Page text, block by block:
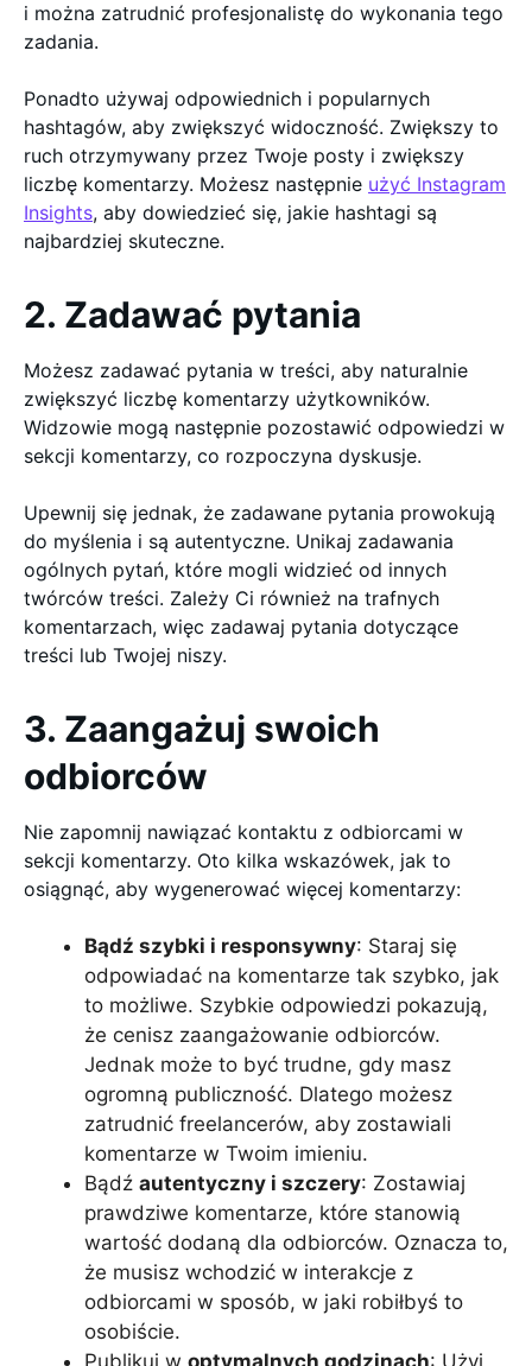
i można zatrudnić profesjonalistę do wykonania tego
zadania.
Ponadto używaj odpowiednich i popularnych
hashtagów, aby zwiększyć widoczność. Zwiększy to
ruch otrzymywany przez Twoje posty i zwiększy
liczbę komentarzy. Możesz następnie użyć Instagram
Insights, aby dowiedzieć się, jakie hashtagi są
najbardziej skuteczne.
2. Zadawać pytania
Możesz zadawać pytania w treści, aby naturalnie
zwiększyć liczbę komentarzy użytkowników.
Widzowie mogą następnie pozostawić odpowiedzi w
sekcji komentarzy, co rozpoczyna dyskusje.
Upewnij się jednak, że zadawane pytania prowokują
do myślenia i są autentyczne. Unikaj zadawania
ogólnych pytań, które mogli widzieć od innych
twórców treści. Zależy Ci również na trafnych
komentarzach, więc zadawaj pytania dotyczące
treści lub Twojej niszy.
3. Zaangażuj swoich
odbiorców
Nie zapomnij nawiązać kontaktu z odbiorcami w
sekcji komentarzy. Oto kilka wskazówek, jak to
osiągnąć, aby wygenerować więcej komentarzy:
Bądź szybki i responsywny: Staraj się
odpowiadać na komentarze tak szybko, jak
to możliwe. Szybkie odpowiedzi pokazują,
że cenisz zaangażowanie odbiorców.
Jednak może to być trudne, gdy masz
ogromną publiczność. Dlatego możesz
zatrudnić freelancerów, aby zostawiali
komentarze w Twoim imieniu.
Bądź autentyczny i szczery: Zostawiaj
prawdziwe komentarze, które stanowią
wartość dodaną dla odbiorców. Oznacza to,
że musisz wchodzić w interakcje z
odbiorcami w sposób, w jaki robiłbyś to
osobiście.
Publikuj w optymalnych godzinach: Użyj